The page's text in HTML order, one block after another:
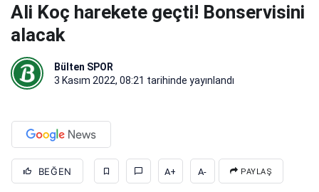
Ali Koç harekete geçti! Bonservisini
alacak
Bülten SPOR
3 Kasım 2022, 08:21 tarihinde yayınlandı
BEĞEN A+ A- PAYLAŞ